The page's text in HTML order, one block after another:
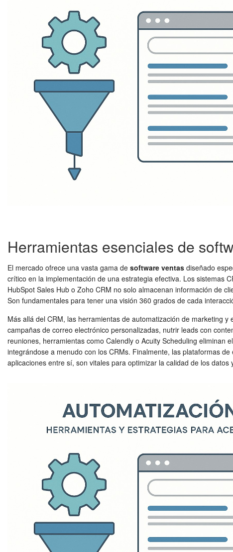
Herramientas esenciales de
El mercado ofrece una vasta gama de software ventas diseñado
crítico en la implementación de una estrategia efectiva. Los sistemas
HubSpot Sales Hub o Zoho CRM no solo almacenan información de
Son fundamentales para tener una visión 360 grados de cada
Más allá del CRM, las herramientas de automatización de marketing
campañas de correo electrónico personalizadas, nutrir leads con
reuniones, herramientas como Calendly o Acuity Scheduling
integrándose a menudo con los CRMs. Finalmente, las plataformas
aplicaciones entre sí, son vitales para optimizar la calidad de los